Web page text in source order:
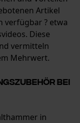
Artikel
verfügbar ? etwa
Diese
vermitteln
Mehrwert.
bei
in